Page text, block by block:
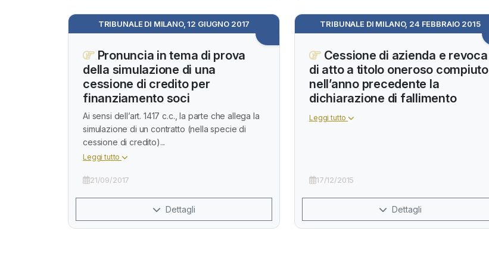
TRIBUNALE DI MILANO, 12 GIUGNO 2017
Pronuncia in tema di prova
della simulazione di una
cessione di credito per
finanziamento soci
Ai sensi dell’art. 1417 c.c., la parte che allega la
simulazione di un contratto (nella specie di
cessione di credito)...
Leggi tutto
21/09/2017
Dettagli
TRIBUNALE DI MILANO, 24 FEBBRAIO 2015
Cessione di azienda e revoca
di atto a titolo oneroso compiuto
nell’anno precedente la
dichiarazione di fallimento
Leggi tutto
17/12/2015
Dettagli